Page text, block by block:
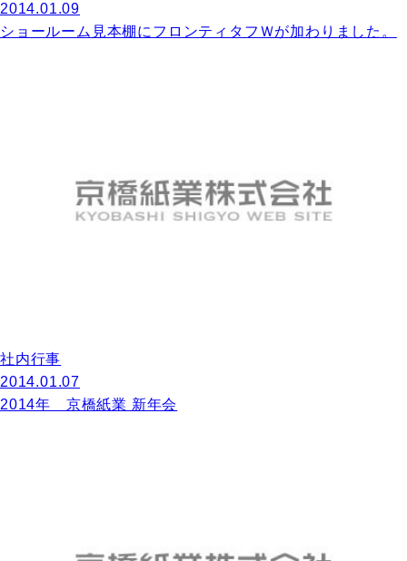
2014.01.09
ショールーム見本棚にフロンティタフＷが加わりました。
社内行事
2014.01.07
2014年 京橋紙業 新年会